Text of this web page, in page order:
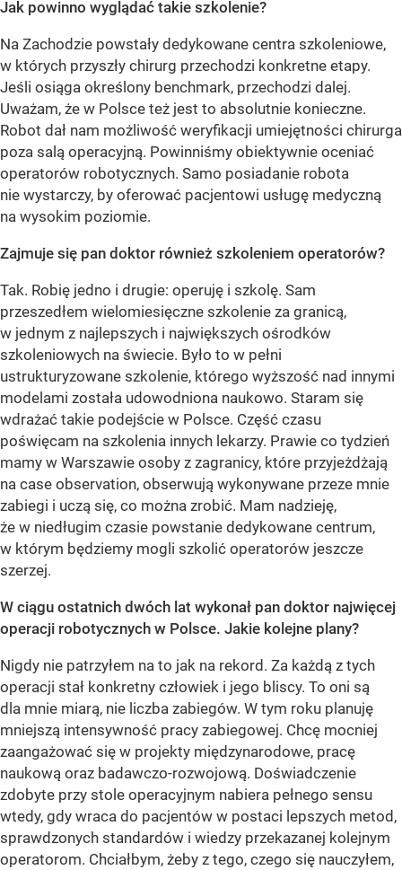
Jak powinno wyglądać takie szkolenie?
Na Zachodzie powstały dedykowane centra szkoleniowe,
w których przyszły chirurg przechodzi konkretne etapy.
Jeśli osiąga określony benchmark, przechodzi dalej.
Uważam, że w Polsce też jest to absolutnie konieczne.
Robot dał nam możliwość weryfikacji umiejętności chirurga
poza salą operacyjną. Powinniśmy obiektywnie oceniać
operatorów robotycznych. Samo posiadanie robota
nie wystarczy, by oferować pacjentowi usługę medyczną
na wysokim poziomie.
Zajmuje się pan doktor również szkoleniem operatorów?
Tak. Robię jedno i drugie: operuję i szkolę. Sam
przeszedłem wielomiesięczne szkolenie za granicą,
w jednym z najlepszych i największych ośrodków
szkoleniowych na świecie. Było to w pełni
ustrukturyzowane szkolenie, którego wyższość nad innymi
modelami została udowodniona naukowo. Staram się
wdrażać takie podejście w Polsce. Część czasu
poświęcam na szkolenia innych lekarzy. Prawie co tydzień
mamy w Warszawie osoby z zagranicy, które przyjeżdżają
na case observation, obserwują wykonywane przeze mnie
zabiegi i uczą się, co można zrobić. Mam nadzieję,
że w niedługim czasie powstanie dedykowane centrum,
w którym będziemy mogli szkolić operatorów jeszcze
szerzej.
W ciągu ostatnich dwóch lat wykonał pan doktor najwięcej
operacji robotycznych w Polsce. Jakie kolejne plany?
Nigdy nie patrzyłem na to jak na rekord. Za każdą z tych
operacji stał konkretny człowiek i jego bliscy. To oni są
dla mnie miarą, nie liczba zabiegów. W tym roku planuję
mniejszą intensywność pracy zabiegowej. Chcę mocniej
zaangażować się w projekty międzynarodowe, pracę
naukową oraz badawczo-rozwojową. Doświadczenie
zdobyte przy stole operacyjnym nabiera pełnego sensu
wtedy, gdy wraca do pacjentów w postaci lepszych metod,
sprawdzonych standardów i wiedzy przekazanej kolejnym
operatorom. Chciałbym, żeby z tego, czego się nauczyłem,